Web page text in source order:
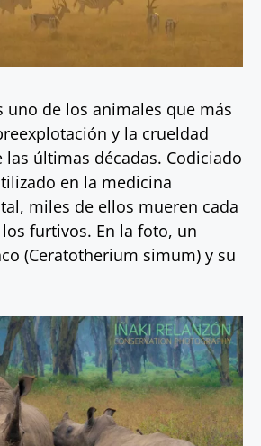
uno de los animales que más
y la crueldad
últimas décadas. Codiciado
en la medicina
miles de ellos mueren cada
furtivos. En la foto, un
(Ceratotherium simum) y su